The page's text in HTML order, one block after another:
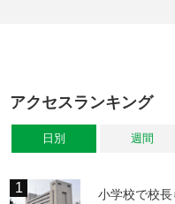
アクセスランキング
日別 週間
小学校で校